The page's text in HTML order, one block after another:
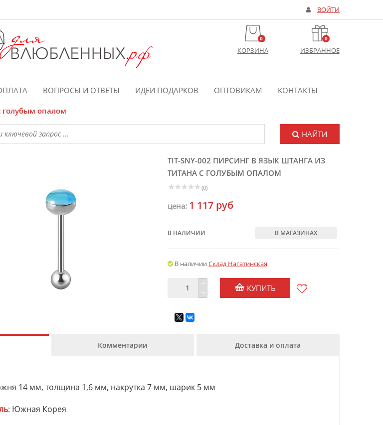
ВОЙТИ
0
КОРЗИНА
0
ИЗБРАННОЕ
ВОПРОСЫ И ОТВЕТЫ ИДЕИ ПОДАРКОВ ОПТОВИКАМ КОНТАКТЫ
голубым опалом
НАЙТИ
TIT-SNY-002 ПИРСИНГ В ЯЗЫК ШТАНГА ИЗ
ТИТАНА С ГОЛУБЫМ ОПАЛОМ
(0)
цена: 1 117 руб
В НАЛИЧИИ В МАГАЗИНАХ
В наличии Склад Нагатинская
КУПИТЬ
Комментарии Доставка и оплата
14 мм, толщина 1,6 мм, накрутка 7 мм, шарик 5 мм
: Южная Корея